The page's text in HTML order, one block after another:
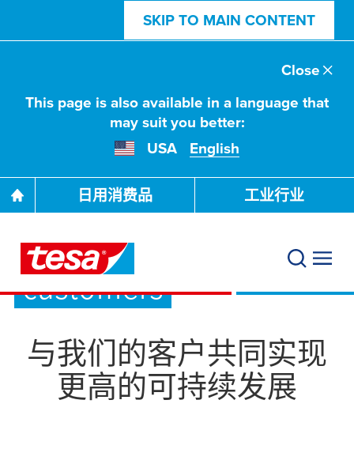
SKIP TO MAIN CONTENT
This page is also available in a language that
may suit you better:
USA
English
Close
日用消费品 工业行业
We do: Support
customers
与我们的客户共同实现
更高的可持续发展